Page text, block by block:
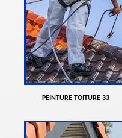
PEINTURE TOITURE 33